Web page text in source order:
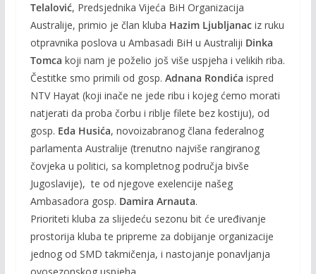
Telalović, Predsjednika Vijeća BiH Organizacija
Australije, primio je član kluba Hazim Ljubljanaciz ruku
otpravnika poslova u Ambasadi BiH u Australiji Dinka
Tomca koji nam je poželio još više uspjeha i velikih riba.
Čestitke smo primili od gosp. Adnana Rondića ispred
NTV Hayat (koji inače ne jede ribu i kojeg ćemo morati
natjerati da proba čorbu i riblje filete bez kostiju), od
gosp. Eda Husića, novoizabranog člana federalnog
parlamenta Australije (trenutno najviše rangiranog
čovjeka u politici, sa kompletnog područja bivše
Jugoslavije), te od njegove exelencije našeg
Ambasadora gosp. Damira Arnauta.
Prioriteti kluba za slijedeću sezonu bit će uređivanje
prostorija kluba te pripreme za dobijanje organizacije
jednog od SMD takmičenja, i nastojanje ponavljanja